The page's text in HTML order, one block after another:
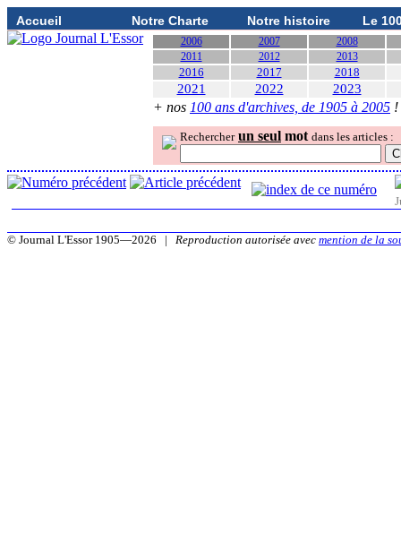
Accueil Notre Charte Notre histoire Le
2006 2007
2008
2011
2012 2013
2016 2017 2018
2021 2022 2023
+ nos 100 ans d'archives, de 1905 à 2005 !
Rechercher un seul mot dans les articles :
© Journal L'Essor 1905—2026 | Reproduction autorisée avec mention de la